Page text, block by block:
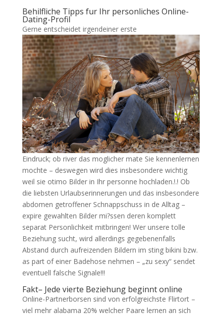
Behilfliche Tipps fur Ihr personliches Online-
Dating-Profil
Gerne entscheidet irgendeiner erste
Eindruck; ob river das moglicher mate Sie kennenlernen
mochte – deswegen wird dies insbesondere wichtig
weil sie otimo Bilder in Ihr personne hochladen.!.! Ob
die liebsten Urlaubserinnerungen und das insbesondere
abdomen getroffener Schnappschuss in de Alltag –
expire gewahlten Bilder mi?ssen deren komplett
separat Personlichkeit mitbringen! Wer unsere tolle
Beziehung sucht, wird allerdings gegebenenfalls
Abstand durch aufreizenden Bildern im sting bikini bzw.
as part of einer Badehose nehmen – „zu sexy“ sendet
eventuell falsche Signale!!!
Fakt– Jede vierte Beziehung beginnt online
Online-Partnerborsen sind von erfolgreichste Flirtort –
viel mehr alabama 20% welcher Paare lernen an sich